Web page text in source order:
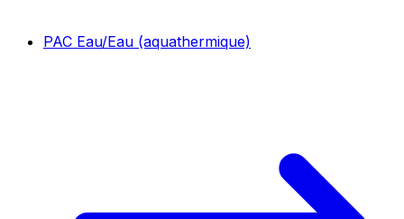
PAC Eau/Eau (aquathermique)